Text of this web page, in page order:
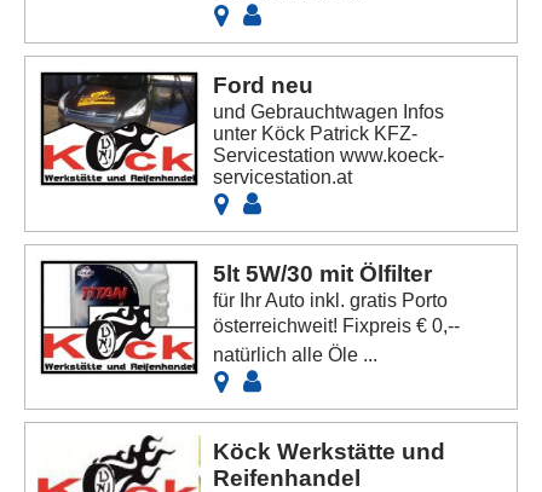
Ford neu
und Gebrauchtwagen Infos
unter Köck Patrick KFZ-
Servicestation www.koeck-
servicestation.at
5lt 5W/30 mit Ölfilter
für Ihr Auto inkl. gratis Porto
österreichweit! Fixpreis € 0,--
natürlich alle Öle ...
Köck Werkstätte und
Reifenhandel